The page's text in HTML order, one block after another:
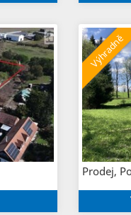
Prodej,